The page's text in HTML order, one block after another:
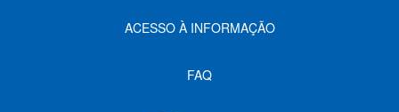
ACESSO À INFORMAÇÃO
FAQ